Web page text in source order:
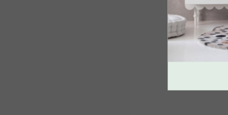
SPÄŤ DO